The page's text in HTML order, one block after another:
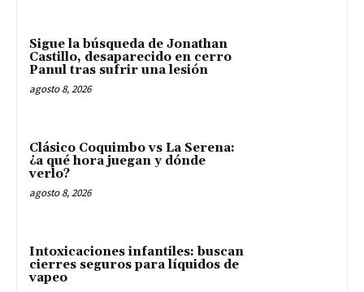
Sigue la búsqueda de Jonathan
Castillo, desaparecido en cerro
Panul tras sufrir una lesión
agosto 8, 2026
Clásico Coquimbo vs La Serena:
¿a qué hora juegan y dónde
verlo?
agosto 8, 2026
Intoxicaciones infantiles: buscan
cierres seguros para líquidos de
vapeo